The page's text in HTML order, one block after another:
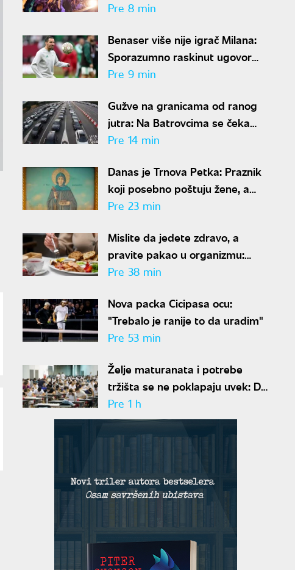
dva i po sata muzike na
Pre 8 min
Benaser više nije igrač Milana:
Sporazumno raskinut ugovor
posle šest godina
Pre 9 min
Gužve na granicama od ranog
jutra: Na Batrovcima se čeka
četiri sata, evo gde su još
Pre 14 min
Danas je Trnova Petka: Praznik
koji posebno poštuju žene, a
ovo su običaji i verovanja
Pre 23 min
Mislite da jedete zdravo, a
pravite pakao u organizmu:
Izbegavajte ove namirnice u
krvi nestabilan
Pre 38 min
Nova packa Cicipasa ocu:
"Trebalo je ranije to da uradim"
Pre 53 min
Želje maturanata i potrebe
tržišta se ne poklapaju uvek: Da
li popularnost fakulteta znači i
siguran posao?
Pre 1 h